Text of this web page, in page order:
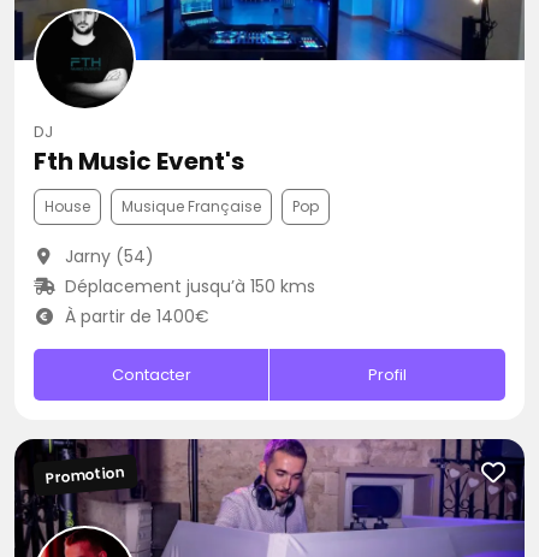
DJ
Fth Music Event's
House Musique Française Pop
Jarny (54)
Déplacement jusqu’à 150 kms
À partir de 1400€
Contacter Profil
Promotion